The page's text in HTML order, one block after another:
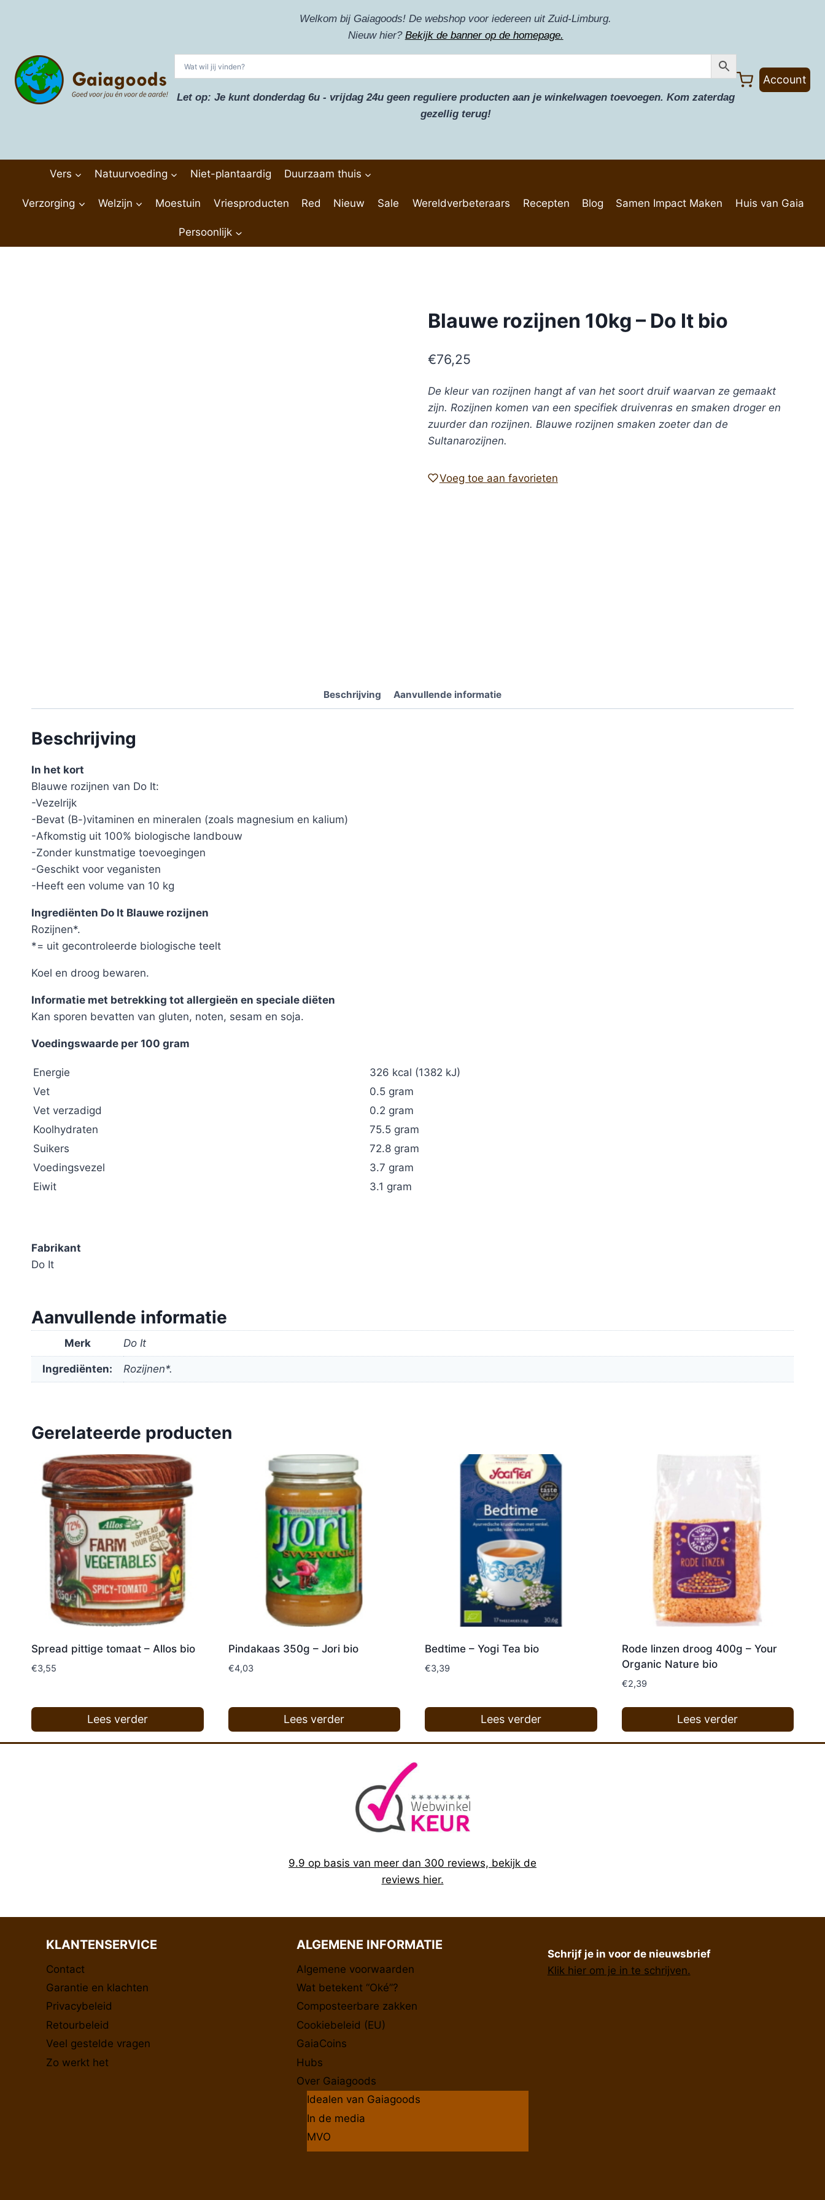
Welkom bij Gaiagoods! De webshop voor iedereen uit Zuid-Limburg.
Nieuw hier? Bekijk de banner op de homepage.
Let op: Je kunt donderdag 6u - vrijdag 24u geen reguliere producten aan je winkelwagen toevoegen. Kom zaterdag
gezellig terug!
Account
Vers Natuurvoeding Niet-plantaardig Duurzaam thuis
Verzorging Welzijn Moestuin Vriesproducten Red Nieuw Sale
Persoonlijk
Wereldverbeteraars Recepten Blog Samen Impact Maken Huis van Gaia
Blauwe rozijnen 10kg – Do It bio
€76,25
De kleur van rozijnen hangt af van het soort druif waarvan ze gemaakt
zijn. Rozijnen komen van een specifiek druivenras en smaken droger en
zuurder dan rozijnen. Blauwe rozijnen smaken zoeter dan de
Sultanarozijnen.
Voeg toe aan favorieten
Beschrijving Aanvullende informatie
Beschrijving
In het kort
Blauwe rozijnen van Do It:
-Vezelrijk
-Bevat (B-)vitaminen en mineralen (zoals magnesium en kalium)
-Afkomstig uit 100% biologische landbouw
-Zonder kunstmatige toevoegingen
-Geschikt voor veganisten
-Heeft een volume van 10 kg
Ingrediënten Do It Blauwe rozijnen
Rozijnen*.
*= uit gecontroleerde biologische teelt
Koel en droog bewaren.
Informatie met betrekking tot allergieën en speciale diëten
Kan sporen bevatten van gluten, noten, sesam en soja.
Voedingswaarde per 100 gram
Energie
326 kcal (1382 kJ)
Vet
0.5 gram
Vet verzadigd
0.2 gram
Koolhydraten
75.5 gram
Suikers
72.8 gram
Voedingsvezel
3.7 gram
Eiwit
3.1 gram
Fabrikant
Do It
Aanvullende informatie
Merk Do It
Ingrediënten: Rozijnen*.
Gerelateerde producten
Spread pittige tomaat – Allos bio
€3,55
Lees verder
Pindakaas 350g – Jori bio
€4,03
Lees verder
Bedtime – Yogi Tea bio
€3,39
Lees verder
Rode linzen droog 400g – Your
Organic Nature bio
€2,39
Lees verder
9.9 op basis van meer dan 300 reviews, bekijk de
reviews hier.
KLANTENSERVICE
Contact
Garantie en klachten
Privacybeleid
Retourbeleid
Veel gestelde vragen
Zo werkt het
ALGEMENE INFORMATIE
Algemene voorwaarden
Wat betekent “Oké”?
Composteerbare zakken
Cookiebeleid (EU)
GaiaCoins
Hubs
Over Gaiagoods
Idealen van Gaiagoods
In de media
MVO
Schrijf je in voor de nieuwsbrief
Klik hier om je in te schrijven.